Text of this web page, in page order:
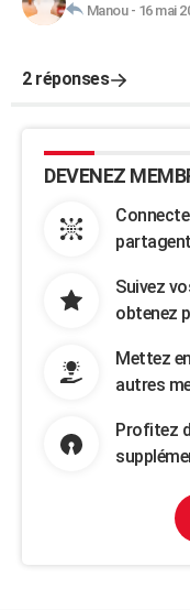
Manou- 16 mai
2 réponses
DEVENEZ
Suivez
obtenez
Mettez
autres
Profitez